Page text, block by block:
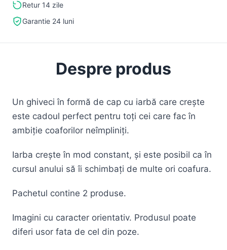
Retur 14 zile
Garantie 24 luni
Despre produs
Un ghiveci în formă de cap cu iarbă care crește
este cadoul perfect pentru toți cei care fac în
ambiție coaforilor neîmpliniți.
Iarba crește în mod constant, și este posibil ca în
cursul anului să îi schimbați de multe ori coafura.
Pachetul contine 2 produse.
Imagini cu caracter orientativ. Produsul poate
diferi usor fata de cel din poze.